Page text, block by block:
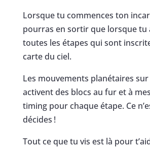
Lorsque tu commences ton
pourras en sortir que lorsque tu
toutes les étapes qui sont
carte du ciel.
Les mouvements planétaires
activent des blocs au fur et à
timing pour chaque étape. Ce
décides !
Tout ce que tu vis est là pour